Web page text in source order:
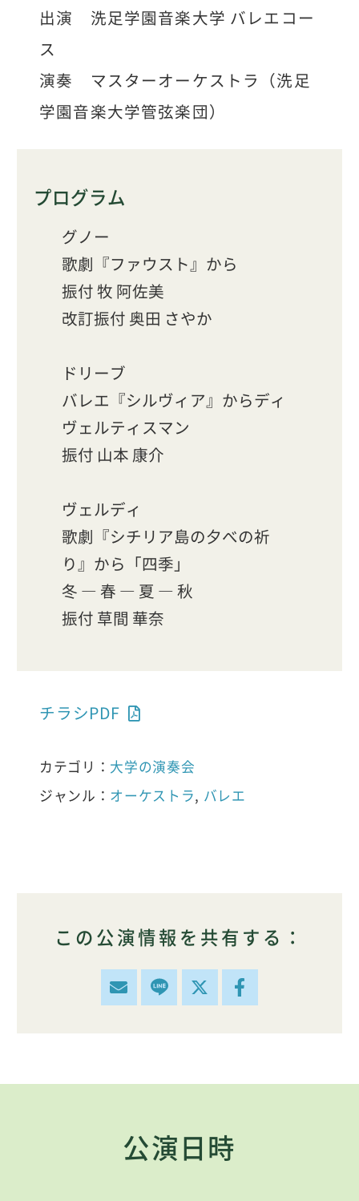
出演 洗足学園音楽大学 バレエコー
ス
演奏 マスターオーケストラ（洗足
学園音楽大学管弦楽団）
プログラム
グノー
歌劇『ファウスト』から
振付 牧 阿佐美
改訂振付 奥田 さやか
ドリーブ
バレエ『シルヴィア』からディ
ヴェルティスマン
振付 山本 康介
ヴェルディ
歌劇『シチリア島の夕べの祈
り』から「四季」
冬 ― 春 ― 夏 ― 秋
振付 草間 華奈
チラシPDF
カテゴリ： 大学の演奏会
ジャンル： オーケストラ, バレエ
この公演情報を共有する：
公演日時